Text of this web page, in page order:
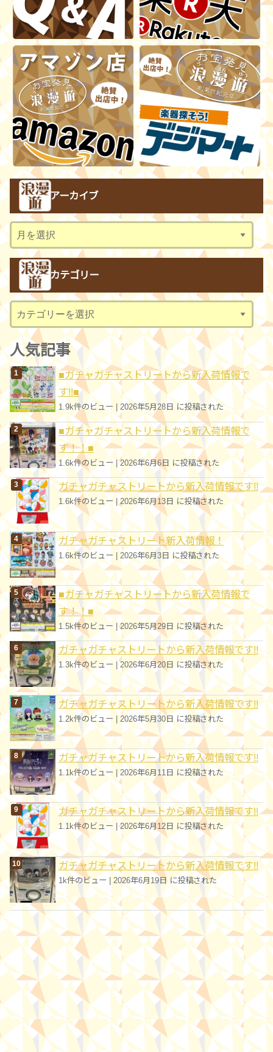
アーカイブ
ー
イ
ブ
カテゴリー
テ
ゴ
リ
ー
人気記事
■ガチャガチャストリートから新入荷情報で
す!!■
1.9k件のビュー 2026年5月28日 に投稿された
■ガチャガチャストリートから新入荷情報で
す！！■
1.6k件のビュー|2026年6月6日 に投稿された
ガチャガチャストリートから新入荷情報です!!
1.6k件のビュー|2026年6月13日 に投稿された
ガチャガチャストリート新入荷情報！
1.6k件のビュー | 2026年6月3日 に投稿された
■ガチャガチャストリートから新入荷情報で
す！！■
1.5k件のビュー|2026年5月29日 に投稿された
ガチャガチャストリートから新入荷情報です!!
1.3k件のビュー|2026年6月20日 に投稿された
ガチャガチャストリートから新入荷情報です!!
1.2k件のビュー | 2026年5月30日 に投稿された
ガチャガチャストリートから新入荷情報です!!
1.1k件のビュー 2026年6月11日 に投稿された
ガチャガチャストリートから新入荷情報です!!
1.1k件のビュー|2026年6月12日 に投稿された
ガチャガチャストリートから新入荷情報です!!
1k件のビュー | 2026年6月19日 に投稿された